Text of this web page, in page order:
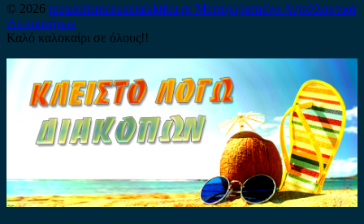
© 2026 metaxirismenaantalaktika.grΜεταχειρισμένα Ανταλλακτικά
Αυτοκινήτων
Καλό καλοκαίρι σε όλους!!